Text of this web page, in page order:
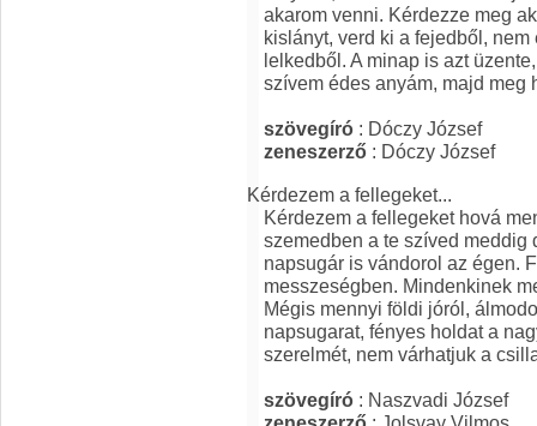
akarom venni. Kérdezze meg
kislányt, verd ki a fejedből,
lelkedből. A minap is azt
szívem édes anyám, majd meg
szövegíró : Dóczy József
zeneszerző : Dóczy József
Kérdezem a fellegeket...
Kérdezem a fellegeket hová
szemedben a te szíved meddig
napsugár is vándorol az égen.
messzeségben. Mindenkinek
Mégis mennyi földi jóról,
napsugarat, fényes holdat a
szerelmét, nem várhatjuk a
szövegíró : Naszvadi József